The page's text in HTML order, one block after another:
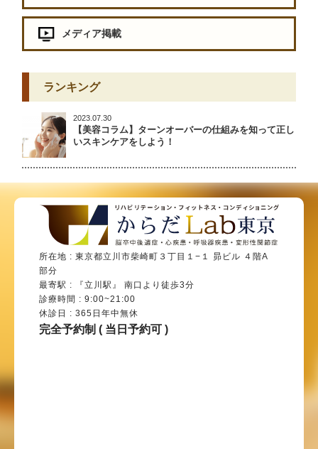
メディア掲載
ランキング
2023.07.30
【美容コラム】ターンオーバーの仕組みを知って正し
いスキンケアをしよう！
所在地 : 東京都立川市柴崎町３丁目１−１ 昴ビル ４階A
部分
最寄駅 : 『立川駅』 南口より徒歩3分
診療時間 : 9:00~21:00
休診日 : 365日年中無休
完全予約制 ( 当日予約可 )